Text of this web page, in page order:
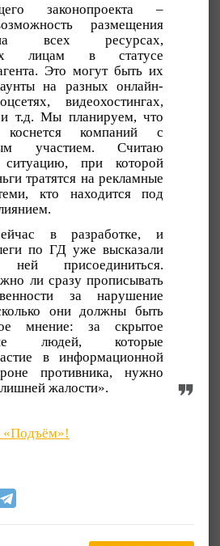
законопроекта –
размещения
всех ресурсах,
лицам в статусе
Это могут быть их
на разных онлайн-
видеохостингах,
т.д. Мы планируем, что
компаний с
участием. Считаю
ситуацию, при которой
тратятся на рекламные
кто находится под
в разработке, и
по ГД уже высказали
присоединиться.
ли сразу прописывать
за нарушение
они должны быть
мнение: за скрытое
людей, которые
в информационной
противника, нужно
жалости».
«Подъём»!